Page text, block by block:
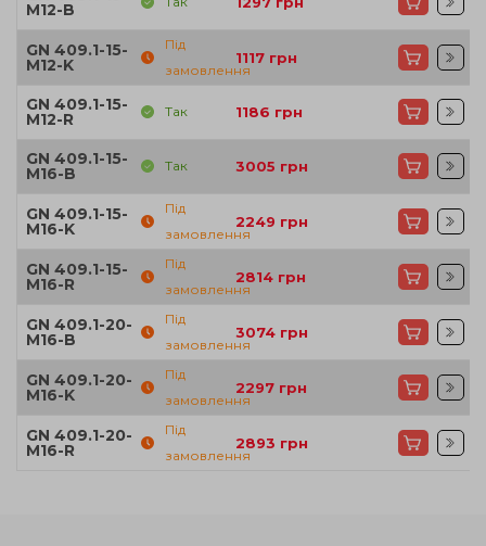
M12-B
GN 409.1-15-
M12-K
Під
замовлення
1117 грн
GN 409.1-15-
M12-R Так 1186 грн
GN 409.1-15-
M16-B Так 3005 грн
GN 409.1-15-
M16-K
Під
замовлення
2249 грн
GN 409.1-15-
M16-R
Під
замовлення
2814 грн
GN 409.1-20-
M16-B
Під
замовлення
3074 грн
GN 409.1-20-
M16-K
Під
замовлення
2297 грн
GN 409.1-20-
M16-R
Під
замовлення
2893 грн